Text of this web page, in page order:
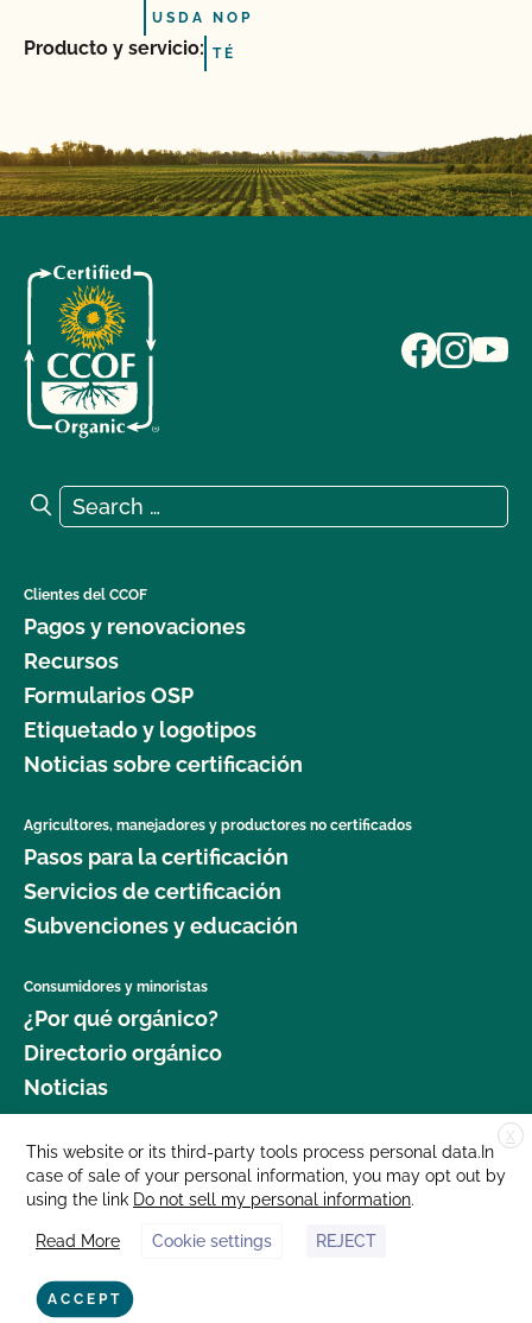
USDA NOP
Producto y servicio: TÉ
Search for:
Search
Clientes del CCOF
Pagos y renovaciones
Recursos
Formularios OSP
Etiquetado y logotipos
Noticias sobre certificación
Agricultores, manejadores y productores no certificados
Pasos para la certificación
Servicios de certificación
Subvenciones y educación
Consumidores y minoristas
¿Por qué orgánico?
Directorio orgánico
Noticias
Donar
Carreras profesionales
Sala de prensa
Contáctenos
877 Cedar Street, Suite 248, Santa Cruz, CA 95060 © 2025 CCOF.org
X
This website or its third-party tools process personal data.In
case of sale of your personal information, you may opt out by
using the link Do not sell my personal information.
Read More Cookie settings REJECT
ACCEPT